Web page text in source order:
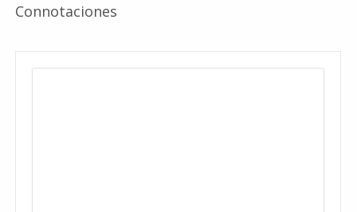
Connotaciones